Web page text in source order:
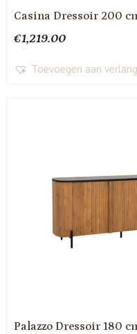
Casina Dressoir 200
€1,219.00
Toevoegen aan
Palazzo Dressoir 180